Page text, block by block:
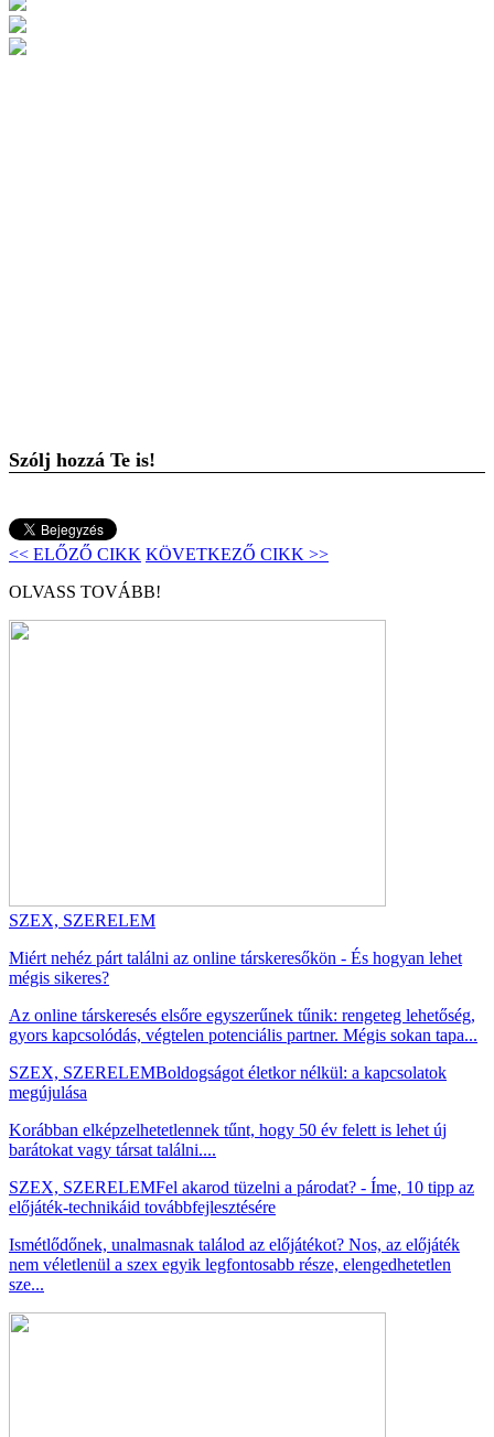
Szólj hozzá Te is!
<< ELŐZŐ CIKK KÖVETKEZŐ CIKK >>
OLVASS TOVÁBB!
SZEX, SZERELEM
Miért nehéz párt találni az online társkeresőkön - És hogyan lehet
mégis sikeres?
Az online társkeresés elsőre egyszerűnek tűnik: rengeteg lehetőség,
gyors kapcsolódás, végtelen potenciális partner. Mégis sokan tapa...
SZEX, SZERELEMBoldogságot életkor nélkül: a kapcsolatok
megújulása
Korábban elképzelhetetlennek tűnt, hogy 50 év felett is lehet új
barátokat vagy társat találni....
SZEX, SZERELEMFel akarod tüzelni a párodat? - Íme, 10 tipp az
előjáték-technikáid továbbfejlesztésére
Ismétlődőnek, unalmasnak találod az előjátékot? Nos, az előjáték
nem véletlenül a szex egyik legfontosabb része, elengedhetetlen
sze...